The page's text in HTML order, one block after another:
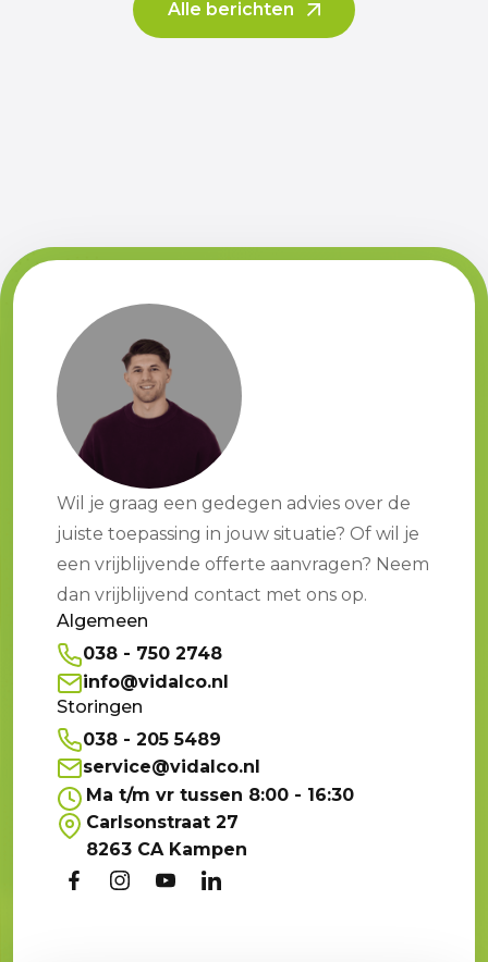
Alle berichten
Wil je graag een gedegen advies over de
juiste toepassing in jouw situatie? Of wil je
een vrijblijvende offerte aanvragen? Neem
dan vrijblijvend contact met ons op.
Algemeen
038 - 750 2748
info@vidalco.nl
Storingen
038 - 205 5489
service@vidalco.nl
Ma t/m vr tussen 8:00 - 16:30
Carlsonstraat 27
8263 CA Kampen